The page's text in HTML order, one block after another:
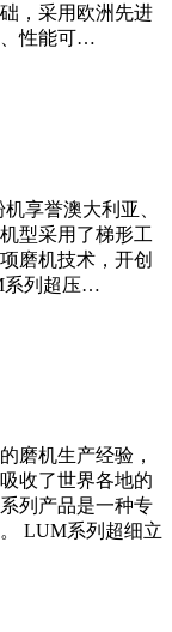
，采用欧洲先进
、性能可…
享誉澳大利亚、
型采用了梯形工
磨机技术，开创
系列超压…
磨机生产经验，
收了世界各地的
列产品是一种专
LUM系列超细立